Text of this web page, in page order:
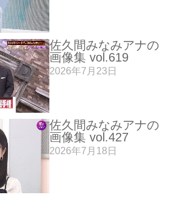
佐久間みなみアナの
画像集 vol.619
2026年7月23日
佐久間みなみアナの
画像集 vol.427
2026年7月18日